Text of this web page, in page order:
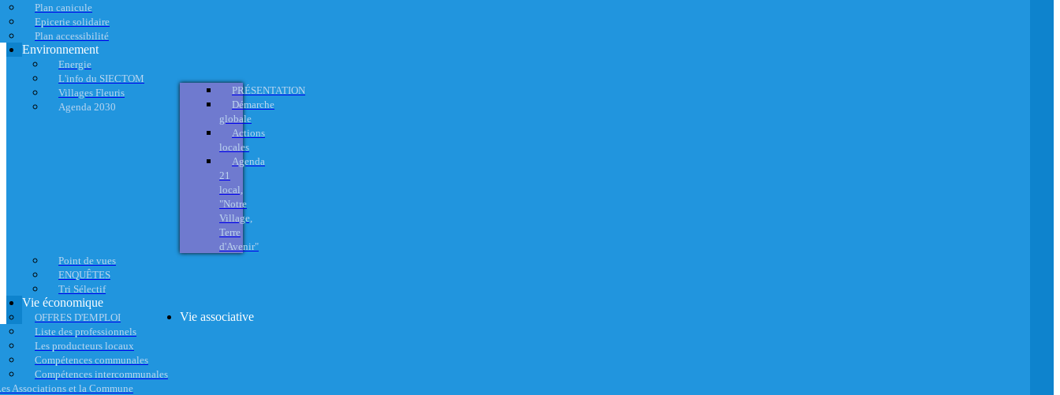
Plan canicule
Epicerie solidaire
Plan accessibilité
Environnement
Energie
L'info du SIECTOM
Villages Fleuris
Agenda 2030
PRÉSENTATION
Démarche
globale
Actions
locales
Agenda
21
local,
"Notre
Village,
Terre
d'Avenir"
Point de vues
ENQUÊTES
Tri Sélectif
Vie économique
OFFRES D'EMPLOI
Liste des professionnels
Les producteurs locaux
Compétences communales
Compétences intercommunales
Vie associative
Associations et la Commune